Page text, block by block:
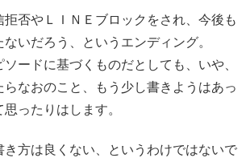
否やＬＩＮＥブロックをされ、今後も
いだろう、というエンディング。
ードに基づくものだとしても、いや、
らなおのこと、もう少し書きようはあっ
ったりはします。
き方は良くない、というわけではないで